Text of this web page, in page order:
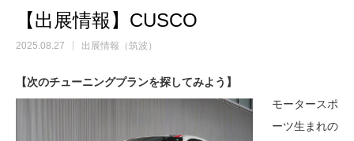
【出展情報】CUSCO
2025.08.27 出展情報（筑波）
【次のチューニングプランを探してみよう】
モータースポ
ーツ生まれの